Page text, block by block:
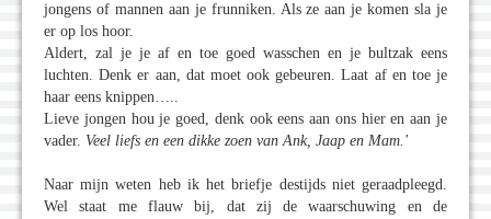
jongens of mannen aan je frunniken. Als ze aan je komen sla je
er op los hoor.
Aldert, zal je je af en toe goed wasschen en je bultzak eens
luchten. Denk er aan, dat moet ook gebeuren. Laat af en toe je
haar eens knippen…..
Lieve jongen hou je goed, denk ook eens aan ons hier en aan je
vader. Veel liefs en een dikke zoen van Ank, Jaap en Mam.'
Naar mijn weten heb ik het briefje destijds niet geraadpleegd.
Wel staat me flauw bij, dat zij de waarschuwing en de